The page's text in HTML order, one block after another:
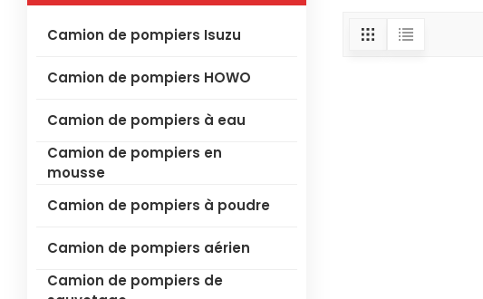
Camion de pompiers Isuzu
Camion de pompiers HOWO
Camion de pompiers à eau
Camion de pompiers en
mousse
Camion de pompiers à poudre
Camion de pompiers aérien
Camion de pompiers de